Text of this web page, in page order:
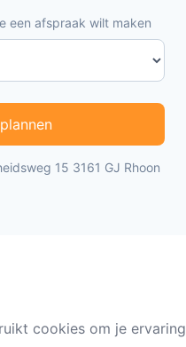
een afspraak wilt maken
15 3161 GJ Rhoon
cookies om je ervaring